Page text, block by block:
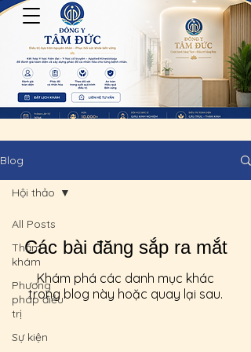
Blog
All Posts
Thăm
khám
Phương
pháp điều
trị
Sự kiện
Hội thảo
Các bài đăng sắp ra mắt
Khám phá các danh mục khác
trong blog này hoặc quay lại sau.